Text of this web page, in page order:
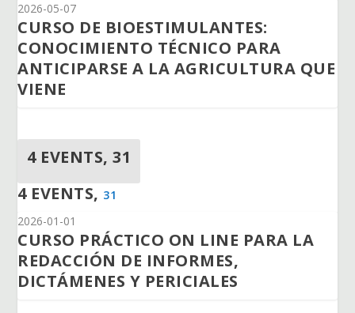
2026-05-07
CURSO DE BIOESTIMULANTES:
CONOCIMIENTO TÉCNICO PARA
ANTICIPARSE A LA AGRICULTURA QUE
VIENE
4 EVENTS,31
4 EVENTS, 31
2026-01-01
CURSO PRÁCTICO ON LINE PARA LA
REDACCIÓN DE INFORMES,
DICTÁMENES Y PERICIALES